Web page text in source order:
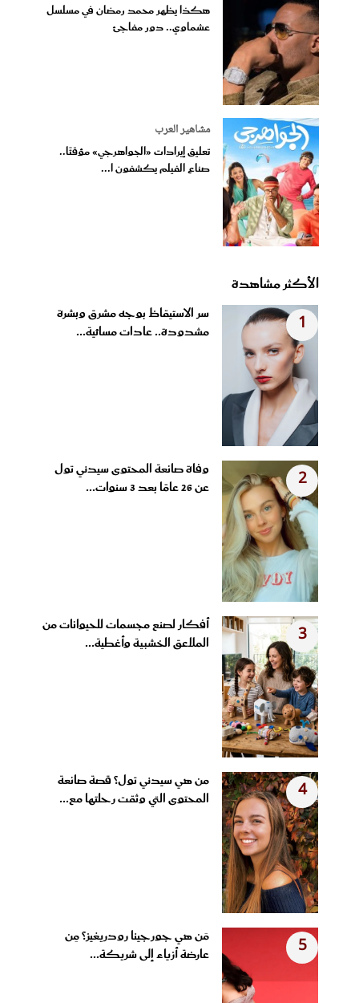
هكذا يظهر محمد رمضان في مسلسل
عشماوي.. دور مفاجئ
مشاهير العرب
تعليق إيرادات «الجواهرجي» مؤقتًا..
صناع الفيلم يكشفون ا...
الأكثر مشاهدة
1
سر الاستيقاظ بوجه مشرق وبشرة
مشدودة.. عادات مسائية...
2
وفاة صانعة المحتوى سيدني تول
عن 26 عامًا بعد 3 سنوات...
3
أفكار لصنع مجسمات للحيوانات من
الملاعق الخشبية وأغطية...
4
من هي سيدني تول؟ قصة صانعة
المحتوى التي وثقت رحلتها مع...
5
مَن هي جورجينا رودريغيز؟ مِن
عارضة أزياء إلى شريكة...